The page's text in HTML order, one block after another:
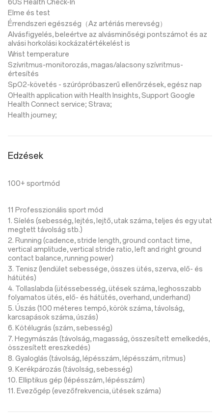
60S Health Check-In
Elme és test
Érrendszeri egészség（Az artériás merevség）
Alvásfigyelés, beleértve az alvásminőségi pontszámot és az
alvási horkolási kockázatértékelést is
Wrist temperature
Szívritmus-monitorozás, magas/alacsony szívritmus-
értesítés
SpO2-követés - szúrópróbaszerű ellenőrzések, egész nap
OHealth application with Health Insights, Support Google
Health Connect service; Strava;
Health journey;
Edzések
100+ sportmód
11 Professzionális sport mód
1. Síelés (sebesség, lejtés, lejtő, utak száma, teljes és egy utat
megtett távolság stb.)
2. Running (cadence, stride length, ground contact time,
vertical amplitude, vertical stride ratio, left and right ground
contact balance, running power)
3. Tenisz (lendület sebessége, összes ütés, szerva, elő- és
hátütés)
4. Tollaslabda (ütéssebesség, ütések száma, leghosszabb
folyamatos ütés, elő- és hátütés, overhand, underhand)
5. Úszás (100 méteres tempó, körök száma, távolság,
karcsapások száma, úszás)
6. Kötélugrás (szám, sebesség)
7. Hegymászás (távolság, magasság, összesített emelkedés,
összesített ereszkedés)
8. Gyaloglás (távolság, lépésszám, lépésszám, ritmus)
9. Kerékpározás (távolság, sebesség)
10. Elliptikus gép (lépésszám, lépésszám)
11. Evezőgép (evezőfrekvencia, ütések száma)